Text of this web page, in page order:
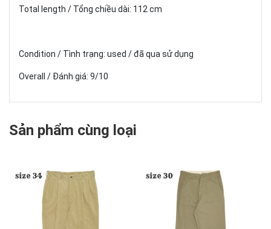
Total length / Tổng chiều dài: 112 cm
Condition / Tình trạng: used / đã qua sử dụng
Overall / Đánh giá: 9/10
Sản phẩm cùng loại